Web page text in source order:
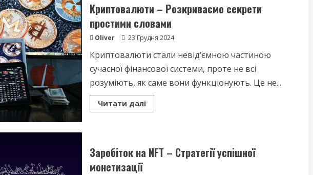
успіху
платформ
Криптовалюти – Розкриваємо секрети
простими словами
Oliver 23 Грудня 2024
Криптовалюти стали невід’ємною частиною
сучасної фінансової системи, проте не всі
розуміють, як саме вони функціонують. Це не...
Читати даліRead
more
простими
словами
Заробіток на NFT – Стратегії успішної
монетизації